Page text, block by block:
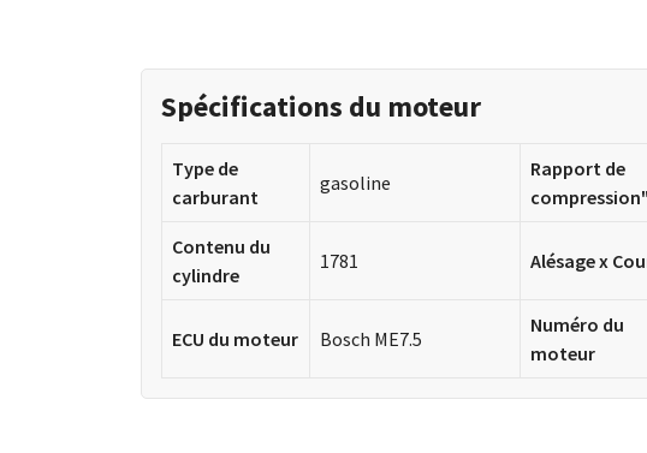
Spécifications du moteur
Type de
carburant
gasoline
Rapport de
Contenu du
cylindre
1781 Alésage x
ECU du moteur Bosch ME7.5
Numéro du
moteur